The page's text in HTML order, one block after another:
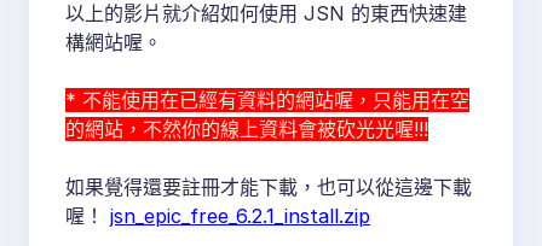
以上的影片就介紹如何使用 JSN 的東西快速建
構網站喔。
* 不能使用在已經有資料的網站喔，只能用在空
的網站，不然你的線上資料會被砍光光喔!!!
如果覺得還要註冊才能下載，也可以從這邊下載
喔！ jsn_epic_free_6.2.1_install.zip